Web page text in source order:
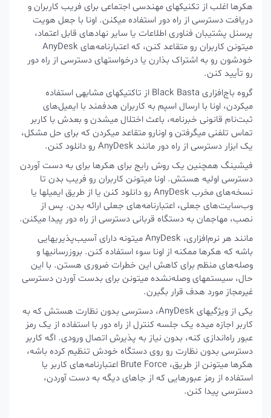
هکرها اغلب از تکنیکهای مهندسی اجتماعی برای فریب کاربران و
دریافت دسترسی از راه دور استفاده میکنن. اونا با جعل هویت
پرسنل پشتیبان فناوری اطلاعات یا سایر نهادهای قابل اعتماد،
میتونن کاربران رو متقاعد کنن، که اعتبارنامه‌های AnyDesk
خودشون رو به اشتراک بذارن یا درخواستهای دسترسی از راه دور
رو تأیید کنن.
گروه باج‌افزاری Black Basta از تاکتیکهای مشابهی استفاده
میکردن، اونا با ارسال اسپم به کاربران هدفمند با ایمیل‌های
ثبت‌نام قانونی خبرنامه، باعث اختلال میشدن و بعدش با کاربر
تماس تلفنی میگرفتن و اونارو متقاعد میکردن که برای حل مشکل،
یک ابزار دسترسی از راه دور مانند AnyDesk رو دانلود کنن.
فیشینگ همچنین یک روش رایج برای هکرها برای به دست آوردن
دسترسی اولیه هستش. اونا میتونن کاربران رو فریب بدن تا
نسخه‌های مخرب AnyDesk رو دانلود کنن یا از طریق ایمیلها یا
وب‌سایت‌های جعلی، اعتبارنامه‌های جعلی ارائه بدن. پس از
نصب، مهاجمان به دستگاه قربانی دسترسی از راه دور پیدا میکنن.
مانند هر نرم‌افزاری، AnyDesk میتونه دارای آسیب‌پذیریهایی
باشه که هکرها ممکنه از اونا سوء استفاده کنن. بروزرسانیها و
وصله‌های منظم برای کاهش این خطرات ضروری هستن. با این
حال، سیستمهای وصله‌نشده میتونن برای بدست آوردن دسترسی
غیرمجاز مورد هدف قرار بگیرن.
یکی از ویژگیهای AnyDesk، دسترسی بدون نظارت هستش که به
کاربر اجازه میده یک جلسه کنترل از راه دور با استفاده از یک رمز
عبور راه‌اندازی کنه، بدون نیاز به پذیرش اتصال ورودی. اگه کاربر
دسترسی بدون نظارت رو روی دستگاه خودش تنظیم کرده باشه،
هکرها میتونن از طریق، Brute Force اعتبارنامه‌های کاربر یا
استفاده از رمز عبورهایی که از جاهای دیگه به دست آوردن،
دسترسی پیدا کنن.